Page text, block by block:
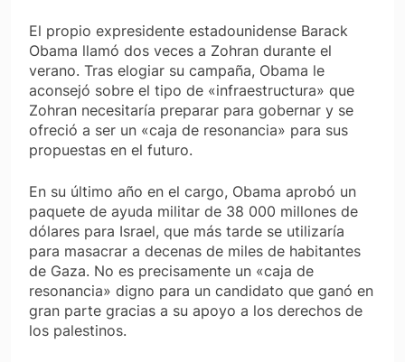
El propio expresidente estadounidense Barack
Obama llamó dos veces a Zohran durante el
verano. Tras elogiar su campaña, Obama le
aconsejó sobre el tipo de «infraestructura» que
Zohran necesitaría preparar para gobernar y se
ofreció a ser un «caja de resonancia» para sus
propuestas en el futuro.
En su último año en el cargo, Obama aprobó un
paquete de ayuda militar de 38 000 millones de
dólares para Israel, que más tarde se utilizaría
para masacrar a decenas de miles de habitantes
de Gaza. No es precisamente un «caja de
resonancia» digno para un candidato que ganó en
gran parte gracias a su apoyo a los derechos de
los palestinos.